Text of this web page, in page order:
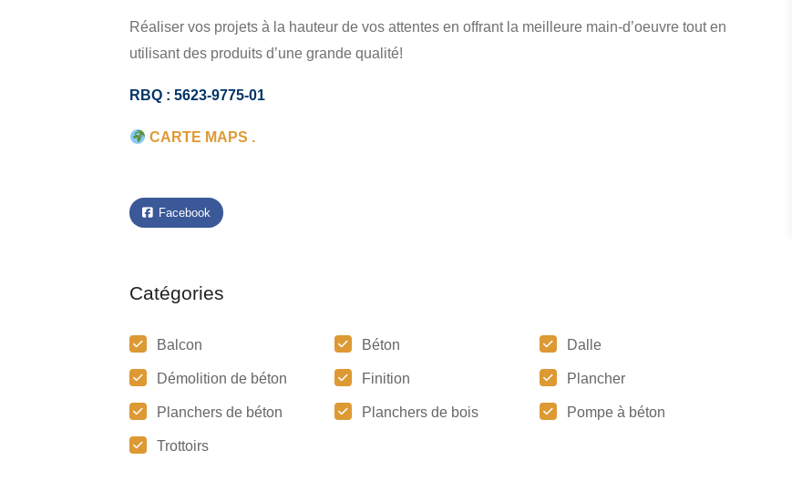
Réaliser vos projets à la hauteur de vos attentes en offrant la meilleure main-d’oeuvre tout en
utilisant des produits d’une grande qualité!
RBQ : 5623-9775-01
CARTE MAPS .
Facebook
Catégories
Balcon Béton Dalle
Démolition de béton Finition Plancher
Planchers de béton Planchers de bois Pompe à béton
Trottoirs